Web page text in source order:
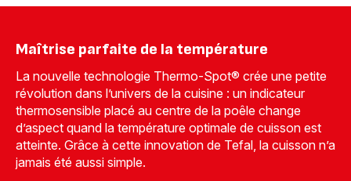
Maîtrise parfaite de la température
La nouvelle technologie Thermo-Spot® crée une petite
révolution dans l’univers de la cuisine : un indicateur
thermosensible placé au centre de la poêle change
d’aspect quand la température optimale de cuisson est
atteinte. Grâce à cette innovation de Tefal, la cuisson n’a
jamais été aussi simple.